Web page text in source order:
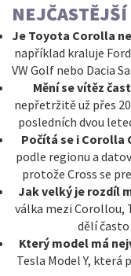
NEJČASTĚJŠÍ
Je Toyota Corolla
například kraluje
VW Golf nebo Dacia
Mění se vítěz
nepřetržitě už přes
posledních dvou
Počítá se i Corolla
podle regionu a
protože Cross se
Jak velký je rozdíl
válka mezi Corollou,
dělí
Který model má
Tesla Model Y, která